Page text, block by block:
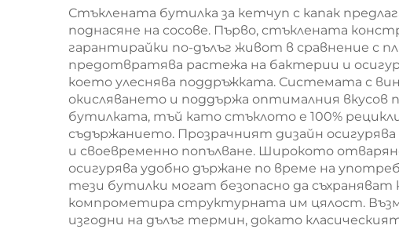
пиене
Стъклената бутилка за кетчуп с капак
поднасяне на сосове. Първо, стъклената
гарантирайки по-дълъг живот в сравнение
предотвратява растежа на бактерии и
което улеснява поддръжката. Системата с
окисляването и поддържа оптималния
бутилката, тъй като стъклото е 100%
съдържанието. Прозрачният дизайн
и своевременно попълване. Широкото
осигурява удобно държане по време на
тези бутилки могат безопасно да
компрометира структурната им цялост.
изгодни на дълъг термин, докато